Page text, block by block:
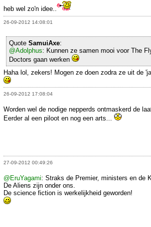
heb wel zo'n idee..
26-09-2012 14:08:01
Quote SamuiAxe:
@Adolphus: Kunnen ze samen mooi voor The
Doctors gaan werken
Haha lol, zekers! Mogen ze doen zodra ze uit de
26-09-2012 17:08:04
Worden wel de nodige nepperds ontmaskerd de
Eerder al een piloot en nog een arts...
27-09-2012 00:49:26
@EruYagami: Straks de Premier, ministers en de
De Aliens zijn onder ons.
De science fiction is werkelijkheid geworden!